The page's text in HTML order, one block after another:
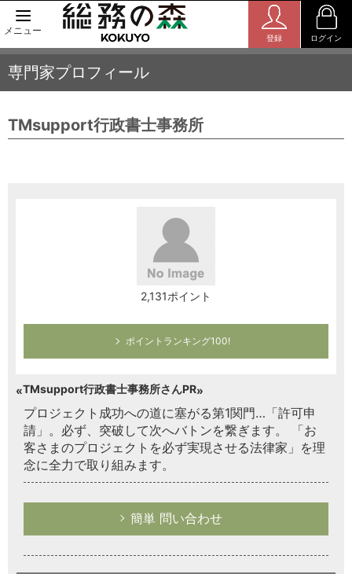
メニュー
登録 ログイン
専門家プロフィール
TMsupport行政書士事務所
2,131ポイント
ポイントランキング100!
TMsupport行政書士事務所さんPR
プロジェクト成功への道に塞がる第1関門…「許可申
請」。必ず、突破して次へバトンを繋ぎます。 「お
客さまのプロジェクトを必ず実現させる法律家」を理
念に全力で取り組みます。
簡単 問い合わせ